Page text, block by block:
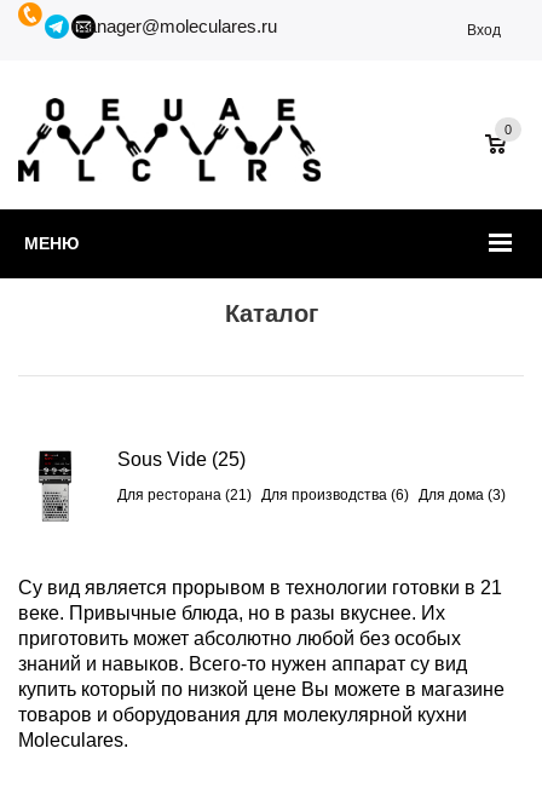
manager@moleculares.ru Вход
МЕНЮ
0
Каталог
Sous Vide (25)
Для ресторана (21) Для производства (6) Для дома (3)
Су вид является прорывом в технологии готовки в 21
веке. Привычные блюда, но в разы вкуснее. Их
приготовить может абсолютно любой без особых
знаний и навыков. Всего-то нужен аппарат су вид
купить который по низкой цене Вы можете в магазине
товаров и оборудования для молекулярной кухни
Moleculares.